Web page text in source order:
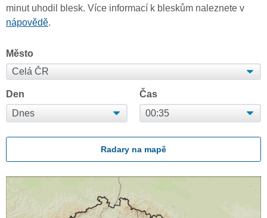
minut uhodil blesk. Více informací k bleskům naleznete v
nápovědě.
Město
Den Čas
Radary na mapě